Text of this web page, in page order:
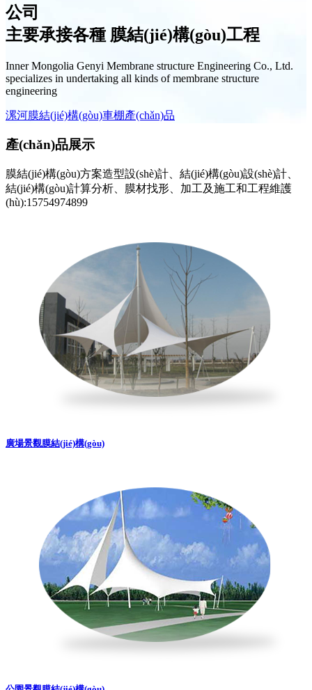
公司
主要承接各種 膜結(jié)構(gòu)工程
Inner Mongolia Genyi Membrane structure Engineering Co., Ltd.
specializes in undertaking all kinds of membrane structure
engineering
漯河膜結(jié)構(gòu)車棚產(chǎn)品
產(chǎn)品展示
膜結(jié)構(gòu)方案造型設(shè)計、結(jié)構(gòu)設(shè)計、
結(jié)構(gòu)計算分析、膜材找形、加工及施工和工程維護
(hù):15754974899
廣場景觀膜結(jié)構(gòu)